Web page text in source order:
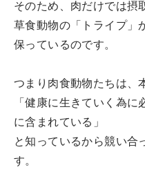
そのため、肉だけでは摂
草食動物の「トライプ」
保っているのです。
つまり肉食動物たちは、
「健康に生きていく為に
に含まれている」
と知っているから競い合
す。